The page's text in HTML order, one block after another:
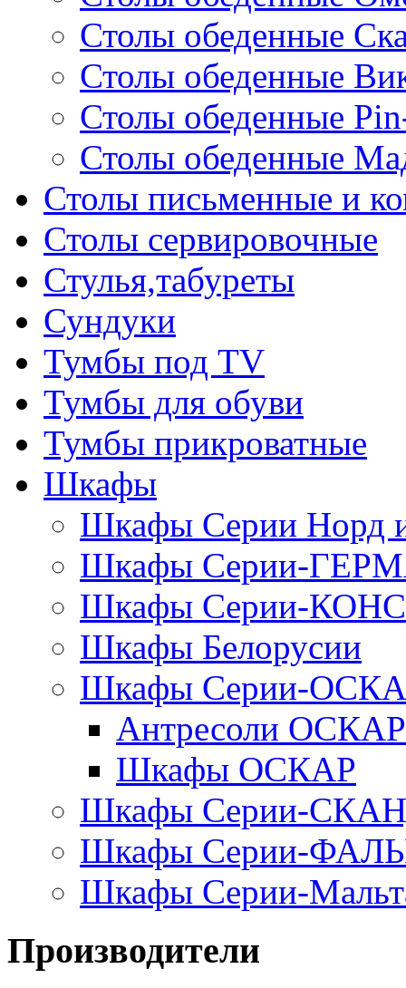
Столы обеденные
Столы обеденные
Столы обеденные
Столы обеденные
Столы письменные и
Столы сервировочные
Стулья,табуреты
Сундуки
Тумбы под TV
Тумбы для обуви
Тумбы прикроватные
Шкафы
Шкафы Серии
Шкафы Серии-
Шкафы Серии-
Шкафы Белорусии
Шкафы Серии-
Антресоли ОСКАР
Шкафы ОСКАР
Шкафы Серии-
Шкафы Серии-
Шкафы Серии-
Производители